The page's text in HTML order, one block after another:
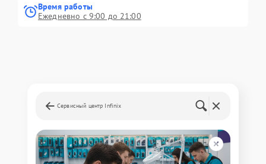
Время работы
Ежедневно с 9:00 до 21:00
Сервисный центр Infinix